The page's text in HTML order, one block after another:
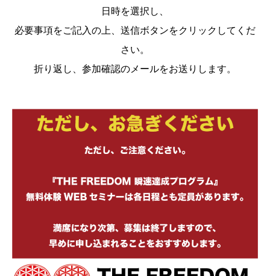
日時を選択し、
必要事項をご記入の上、送信ボタンをクリックしてくだ
さい。
折り返し、参加確認のメールをお送りします。